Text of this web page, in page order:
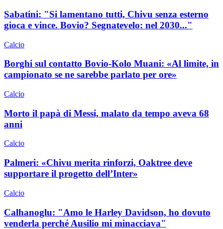
Sabatini: "Si lamentano tutti, Chivu senza esterno
gioca e vince. Bovio? Segnatevelo: nel 2030..."
Calcio
Borghi sul contatto Bovio-Kolo Muani: «Al limite, in
campionato se ne sarebbe parlato per ore»
Calcio
Morto il papà di Messi, malato da tempo aveva 68
anni
Calcio
Palmeri: «Chivu merita rinforzi, Oaktree deve
supportare il progetto dell’Inter»
Calcio
Calhanoglu: "Amo le Harley Davidson, ho dovuto
venderla perché Ausilio mi minacciava"